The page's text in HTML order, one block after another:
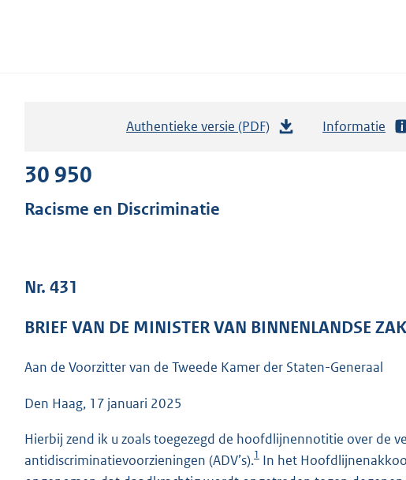
Authentieke versie (PDF)
r
o
:
9
Informatie
30 950
Racisme en Discriminatie
Nr. 431
BRIEF VAN DE MINISTER VAN BINNENLANDSE
Aan de Voorzitter van de Tweede Kamer der Staten-Generaal
Den Haag, 17 januari 2025
Hierbij zend ik u zoals toegezegd de hoofdlijnennotitie over de
antidiscriminatievoorzieningen (ADV’s).1 In het